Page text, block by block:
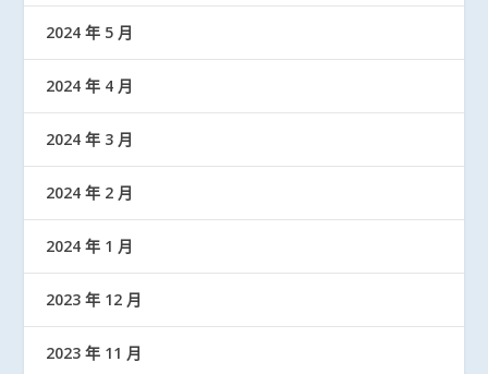
2024 年 5 月
2024 年 4 月
2024 年 3 月
2024 年 2 月
2024 年 1 月
2023 年 12 月
2023 年 11 月